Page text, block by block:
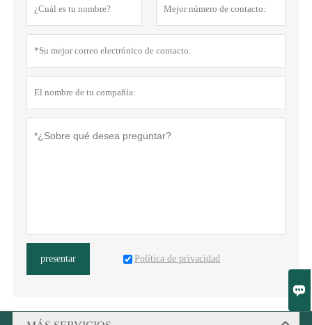

presentar Política de privacidad